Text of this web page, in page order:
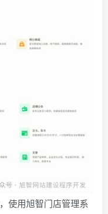
使用旭智门店管理系